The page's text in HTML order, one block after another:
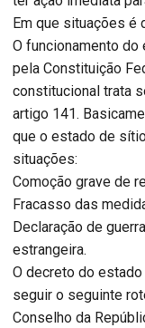
Em que situações
O funcionamento
pela Constituição
constitucional trata
artigo 141.
que o estado de
situações:
Comoção grave de
Fracasso das
Declaração de
estrangeira.
O decreto do
seguir o seguinte
Conselho da